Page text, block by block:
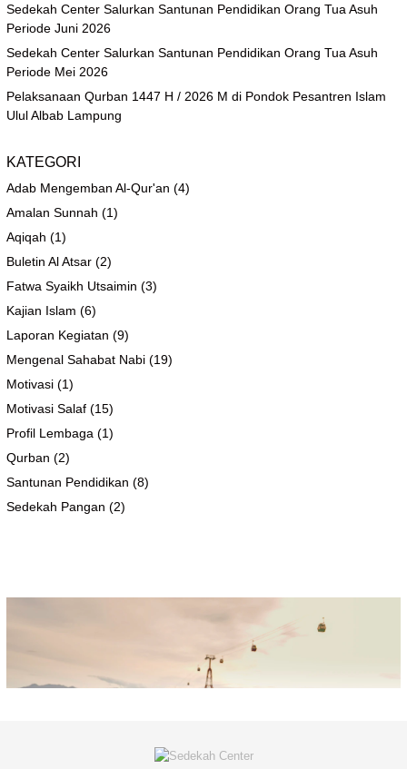
Sedekah Center Salurkan Santunan Pendidikan Orang Tua Asuh
Periode Juni 2026
Sedekah Center Salurkan Santunan Pendidikan Orang Tua Asuh
Periode Mei 2026
Pelaksanaan Qurban 1447 H / 2026 M di Pondok Pesantren Islam
Ulul Albab Lampung
KATEGORI
Adab Mengemban Al-Qur'an (4)
Amalan Sunnah (1)
Aqiqah (1)
Buletin Al Atsar (2)
Fatwa Syaikh Utsaimin (3)
Kajian Islam (6)
Laporan Kegiatan (9)
Mengenal Sahabat Nabi (19)
Motivasi (1)
Motivasi Salaf (15)
Profil Lembaga (1)
Qurban (2)
Santunan Pendidikan (8)
Sedekah Pangan (2)